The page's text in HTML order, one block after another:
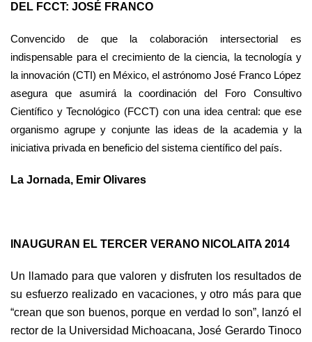
DEL FCCT: JOSÉ FRANCO
Convencido de que la colaboración intersectorial es
indispensable para el crecimiento de la ciencia, la tecnología y
la innovación (CTI) en México, el astrónomo José Franco López
asegura que asumirá la coordinación del Foro Consultivo
Científico y Tecnológico (FCCT) con una idea central: que ese
organismo agrupe y conjunte las ideas de la academia y la
iniciativa privada en beneficio del sistema científico del país.
La Jornada, Emir Olivares
INAUGURAN EL TERCER VERANO NICOLAITA 2014
Un llamado para que valoren y disfruten los resultados de
su esfuerzo realizado en vacaciones, y otro más para que
“crean que son buenos, porque en verdad lo son”, lanzó el
rector de la Universidad Michoacana, José Gerardo Tinoco